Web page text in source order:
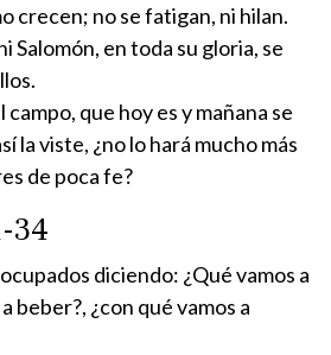
crecen; no se fatigan, ni hilan.
Salomón, en toda su gloria, se
campo, que hoy es y mañana se
la viste, ¿no lo hará mucho más
de poca fe?
34
diciendo: ¿Qué vamos a
beber?, ¿con qué vamos a